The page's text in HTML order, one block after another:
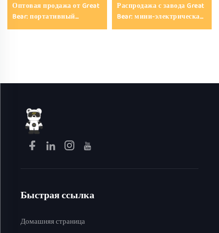
Оптовая продажа от Great
Bear: портативный
электрический котелок
покрытием и пароваркой
Распродажа с завода Great
Bear: мини-электрическая
кастрюля диаметром 16 см
для приготовления лапши,
Быстрая ссылка
Домашняя страница